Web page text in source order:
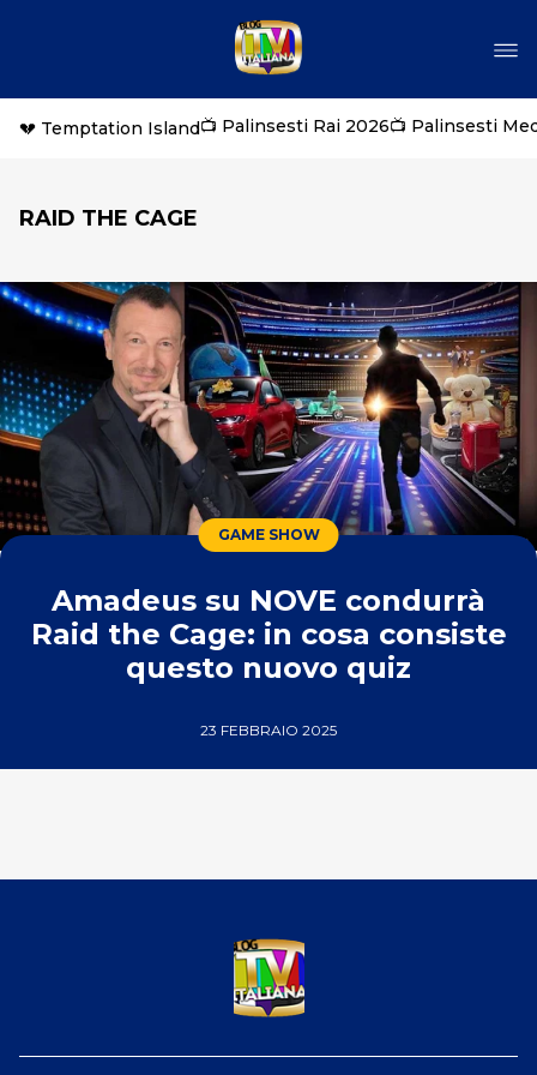
💔 Temptation Island📺 Palinsesti Rai 2026📺 Palinsesti
RAID THE CAGE
GAME SHOW
Amadeus su NOVE condurrà
Raid the Cage: in cosa consiste
questo nuovo quiz
23 FEBBRAIO 2025